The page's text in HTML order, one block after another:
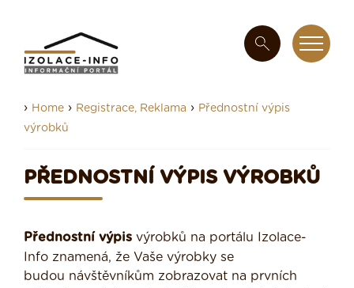
› Home › Registrace, Reklama › Přednostní výpis
výrobků
PŘEDNOSTNÍ VÝPIS VÝROBKŮ
Přednostní výpis výrobků na portálu Izolace-
Info znamená, že Vaše výrobky se
budou návštěvníkům zobrazovat na prvních